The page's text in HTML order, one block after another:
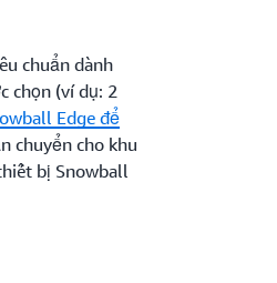
chuẩn dành
chọn (ví dụ: 2
Edge để
chuyển cho khu
bị Snowball